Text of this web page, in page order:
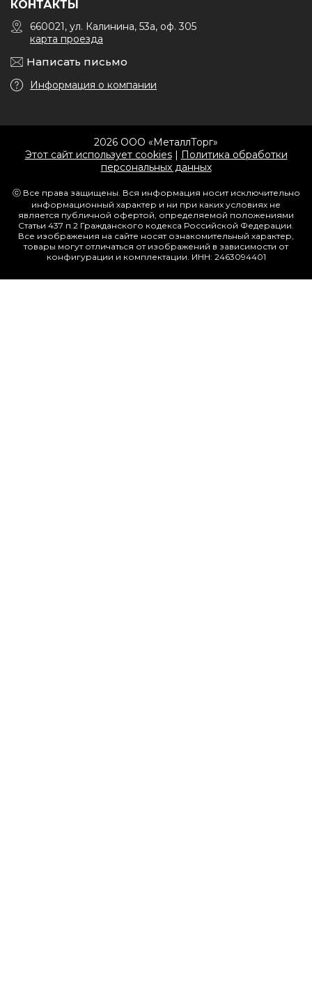
КОНТАКТЫ
660021, ул. Калинина, 53а, оф. 305
карта проезда
Написать письмо
Информация о компании
2026 ООО «МеталлТорг»
Этот сайт использует cookies| Политика обработки
персональных данных
ⓒ Все права защищены. Вся информация носит исключительно
информационный характер и ни при каких условиях не
является публичной офертой, определяемой положениями
Статьи 437 п.2 Гражданского кодекса Российской Федерации.
Все изображения на сайте носят ознакомительный характер,
товары могут отличаться от изображений в зависимости от
конфигурации и комплектации. ИНН: 2463094401